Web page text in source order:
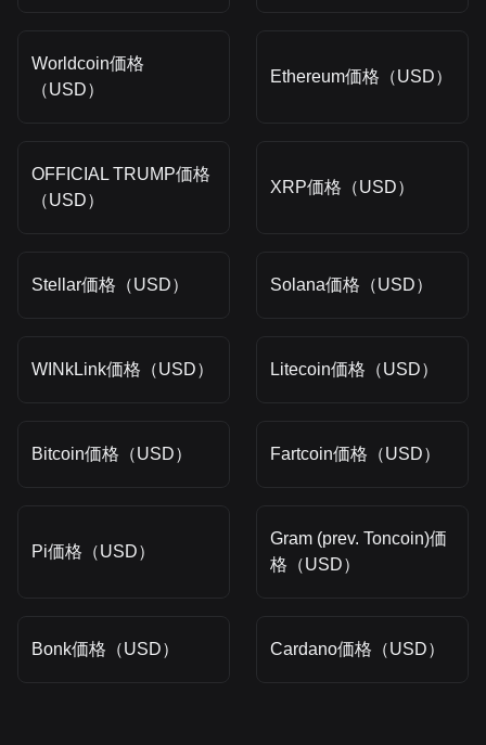
Worldcoin価格
（USD）
Ethereum価格（USD）
OFFICIAL TRUMP価格
（USD）
XRP価格（USD）
Stellar価格（USD） Solana価格（USD）
WINkLink価格（USD） Litecoin価格（USD）
Bitcoin価格（USD） Fartcoin価格（USD）
Pi価格（USD）
Gram (prev. Toncoin)価
格（USD）
Bonk価格（USD） Cardano価格（USD）